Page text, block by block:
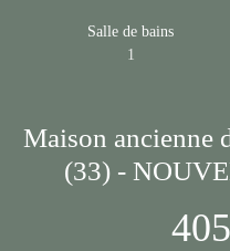
Salle de bains
1
Maison ancienne
(33) -